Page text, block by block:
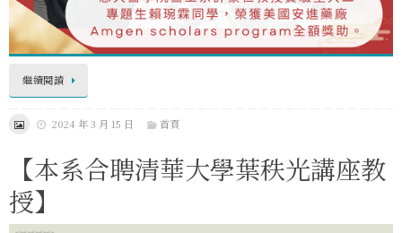
繼續閱讀
2024 年 3 月 15 日 首頁
【本系合聘清華大學葉秩光講座教
授】